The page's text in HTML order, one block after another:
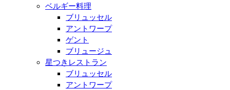
ベルギー料理
ブリュッセル
アントワープ
ゲント
ブリュージュ
星つきレストラン
ブリュッセル
アントワープ